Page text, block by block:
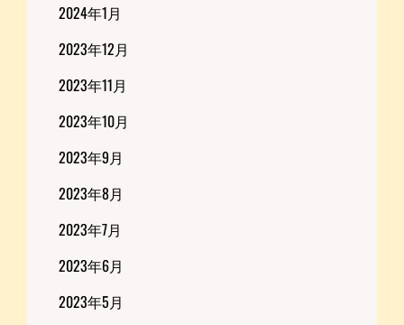
2024年1月
2023年12月
2023年11月
2023年10月
2023年9月
2023年8月
2023年7月
2023年6月
2023年5月